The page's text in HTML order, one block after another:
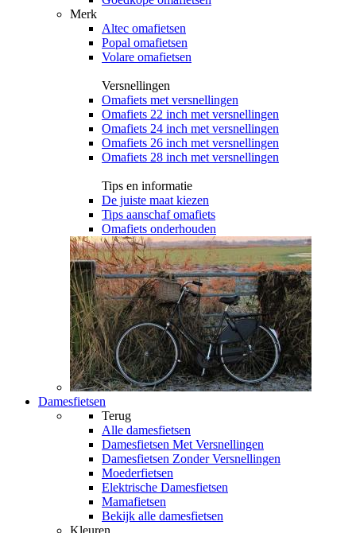
Merk
Altec omafietsen
Popal omafietsen
Volare omafietsen
Versnellingen
Omafiets met versnellingen
Omafiets 22 inch met versnellingen
Omafiets 24 inch met versnellingen
Omafiets 26 inch met versnellingen
Omafiets 28 inch met versnellingen
Tips en informatie
De juiste maat kiezen
Tips aanschaf omafiets
Omafiets onderhouden
Damesfietsen
Terug
Alle damesfietsen
Damesfietsen Met Versnellingen
Damesfietsen Zonder Versnellingen
Moederfietsen
Elektrische Damesfietsen
Mamafietsen
Bekijk alle damesfietsen
Kleuren